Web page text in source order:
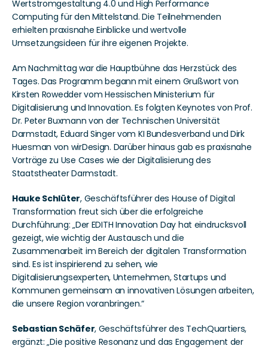
Wertstromgestaltung 4.0 und High Performance
Computing für den Mittelstand. Die Teilnehmenden
erhielten praxisnahe Einblicke und wertvolle
Umsetzungsideen für ihre eigenen Projekte.
Am Nachmittag war die Hauptbühne das Herzstück des
Tages. Das Programm begann mit einem Grußwort von
Kirsten Rowedder vom Hessischen Ministerium für
Digitalisierung und Innovation. Es folgten Keynotes von Prof.
Dr. Peter Buxmann von der Technischen Universität
Darmstadt, Eduard Singer vom KI Bundesverband und Dirk
Huesman von wirDesign. Darüber hinaus gab es praxisnahe
Vorträge zu Use Cases wie der Digitalisierung des
Staatstheater Darmstadt.
Hauke Schlüter, Geschäftsführer des House of Digital
Transformation freut sich über die erfolgreiche
Durchführung: „Der EDITH Innovation Day hat eindrucksvoll
gezeigt, wie wichtig der Austausch und die
Zusammenarbeit im Bereich der digitalen Transformation
sind. Es ist inspirierend zu sehen, wie
Digitalisierungsexperten, Unternehmen, Startups und
Kommunen gemeinsam an innovativen Lösungen arbeiten,
die unsere Region voranbringen.“
Sebastian Schäfer, Geschäftsführer des TechQuartiers,
ergänzt: „Die positive Resonanz und das Engagement der